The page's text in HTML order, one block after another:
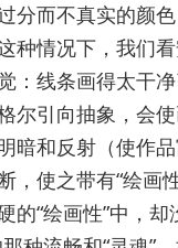
分而不真实的颜
种情况下，我们
：线条画得太干
尔引向抽象，会
暗和反射（使作品
，使之带有“绘画
的“绘画性”中，却